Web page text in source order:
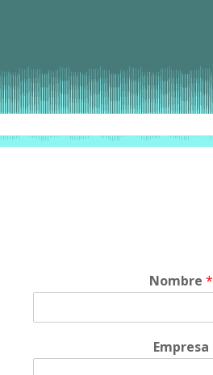
Nombre *
Empresa